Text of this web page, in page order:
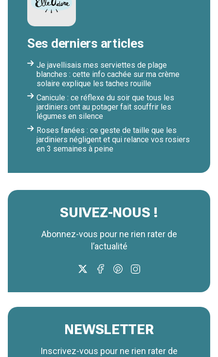
Ses derniers articles
Je javellisais mes serviettes de plage
blanches : cette info cachée sur ma crème
solaire explique les taches rouille
Canicule : ce réflexe du soir que tous les
jardiniers ont au potager fait souffrir les
légumes en silence
Roses fanées : ce geste de taille que les
jardiniers négligent et qui relance vos rosiers
en 3 semaines à peine
SUIVEZ-NOUS !
Abonnez-vous pour ne rien rater de
l’actualité
NEWSLETTER
Inscrivez-vous pour ne rien rater de